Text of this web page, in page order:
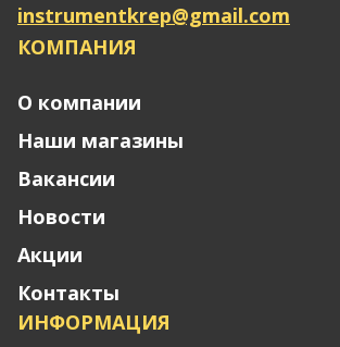
instrumentkrep@gmail.com
КОМПАНИЯ
О компании
Наши магазины
Вакансии
Новости
Акции
Контакты
ИНФОРМАЦИЯ